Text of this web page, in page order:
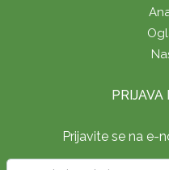
Prijavite se na e-